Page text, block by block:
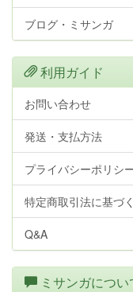
ブログ・ミサンガ
利用ガイド
お問い合わせ
発送・支払方法
プライバシーポリシ
特定商取引法に基づ
Q&A
ミサンガについ